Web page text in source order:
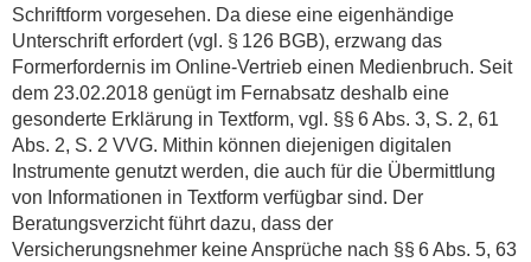
Schriftform vorgesehen. Da diese eine eigenhändige
Unterschrift erfordert (vgl. § 126 BGB), erzwang das
Formerfordernis im Online-Vertrieb einen Medienbruch. Seit
dem 23.02.2018 genügt im Fernabsatz deshalb eine
gesonderte Erklärung in Textform, vgl. §§ 6 Abs. 3, S. 2, 61
Abs. 2, S. 2 VVG. Mithin können diejenigen digitalen
Instrumente genutzt werden, die auch für die Übermittlung
von Informationen in Textform verfügbar sind. Der
Beratungsverzicht führt dazu, dass der
Versicherungsnehmer keine Ansprüche nach §§ 6 Abs. 5, 63